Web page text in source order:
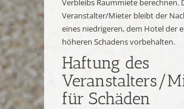
Verbleibs Raummiete berechnen.
Veranstalter/Mieter bleibt der
eines niedrigeren, dem Hotel der
höheren Schadens vorbehalten.
Haftung des
Veranstalters/
für Schäden